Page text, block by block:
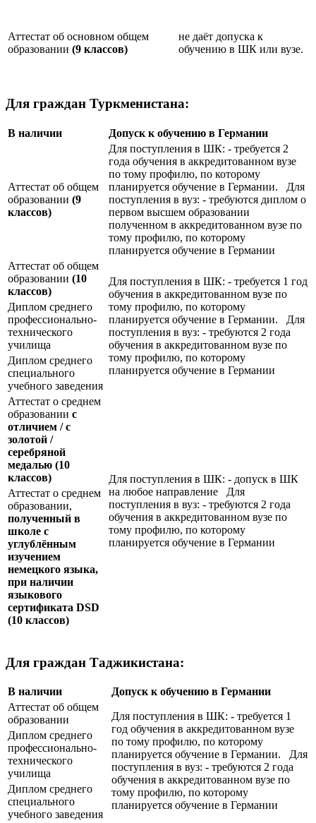
Аттестат об основном общем
образовании (9 классов)
не даёт допуска к
обучению в ШК или вузе.
Для граждан Туркменистана:
В наличии Допуск к обучению в Германии
Аттестат об общем
образовании (9
классов)
Для поступления в ШК: - требуется 2
года обучения в аккредитованном вузе
по тому профилю, по которому
планируется обучение в Германии. Для
поступления в вуз: - требуются диплом о
первом высшем образовании
полученном в аккредитованном вузе по
тому профилю, по которому
планируется обучение в Германии
Аттестат об общем
образовании (10
классов)
Для поступления в ШК: - требуется 1 год
обучения в аккредитованном вузе по
тому профилю, по которому
планируется обучение в Германии. Для
поступления в вуз: - требуются 2 года
обучения в аккредитованном вузе по
тому профилю, по которому
планируется обучение в Германии
Диплом среднего
профессионально-
технического
училища
Диплом среднего
специального
учебного заведения
Аттестат о среднем
образовании с
отличием / с
золотой /
серебряной
медалью (10
классов)
Для поступления в ШК: - допуск в ШК
на любое направление Для
поступления в вуз: - требуются 2 года
обучения в аккредитованном вузе по
тому профилю, по которому
планируется обучение в Германии
Аттестат о среднем
образовании,
полученный в
школе с
углублённым
изучением
немецкого языка,
при наличии
языкового
сертификата DSD
(10 классов)
Для граждан Таджикистана:
В наличии
Допуск к обучению в Германии
Аттестат об общем
образовании
Для поступления в ШК: - требуется 1
год обучения в аккредитованном вузе
по тому профилю, по которому
планируется обучение в Германии. Для
поступления в вуз: - требуются 2 года
обучения в аккредитованном вузе по
тому профилю, по которому
планируется обучение в Германии
Диплом среднего
профессионально-
технического
училища
Диплом среднего
специального
учебного заведения